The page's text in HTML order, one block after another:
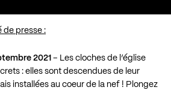
de presse :
2021 – Les cloches de l’église
: elles sont descendues de leur
installées au coeur de la nef ! Plongez